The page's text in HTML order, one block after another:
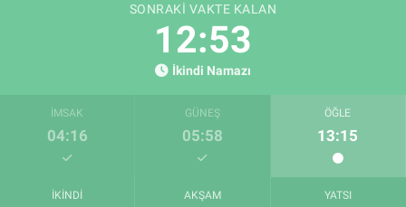
SONRAKI VAKTE KALAN
12:52
İkindi Namazı
İMSAK
04:16
GÜNEŞ
05:58
ÖĞLE
13:15
İKINDI AKŞAM YATSI